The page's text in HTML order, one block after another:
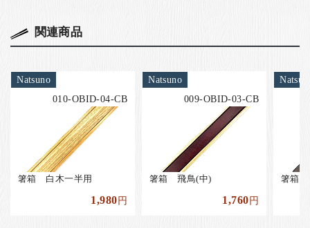
関連商品
Natsuno
010-OBID-04-CB
箸箱 白木一半用
1,980円
Natsuno
009-OBID-03-CB
箸箱 飛鳥(中)
1,760円
箸箱